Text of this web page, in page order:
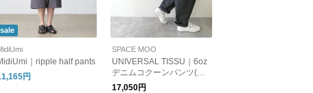
sale
｜ripple half pants
円
SPACE MOO
UNIVERSAL TISSU｜6oz
デニムコクーンパンツ(UT
252PT002)
17,050円